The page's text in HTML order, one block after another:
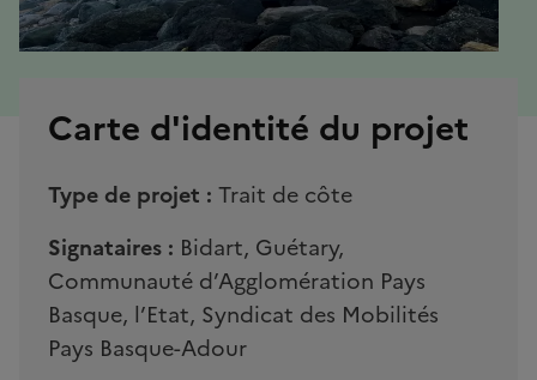
Carte d'identité du projet
Type de projet : Trait de côte
Signataires : Bidart, Guétary,
Communauté d’Agglomération Pays
Basque, l’Etat, Syndicat des Mobilités
Pays Basque-Adour